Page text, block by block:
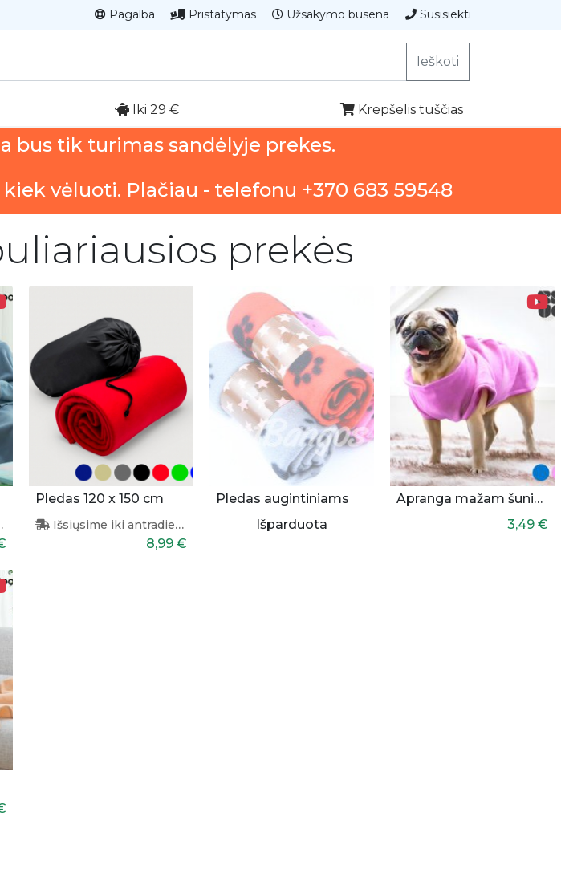
Pagalba Pristatymas Užsakymo būsena Susisiekti
Ieškoti
Iki 29 € Krepšelis tuščias
bus tik turimas sandėlyje prekes.
vėluoti. Plačiau - telefonu +370 683 59548
prekės
Pledas 120 x 150 cm
Išsiųsime iki antradienio
8,99 €
Pledas augintiniams
Išparduota
Apranga mažam šuniukui
3,49 €